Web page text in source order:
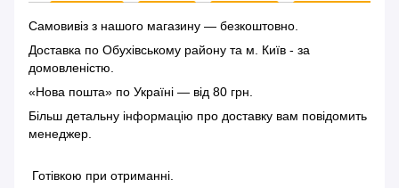
Самовивіз з нашого магазину — безкоштовно.
Доставка по Обухівському району та м. Київ - за
домовленістю.
«Нова пошта» по Україні — від 80 грн.
Більш детальну інформацію про доставку вам повідомить
менеджер.
Готівкою при отриманні.